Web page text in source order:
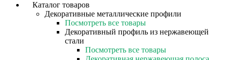
Каталог товаров
Декоративные металлические профили
Посмотреть все товары
Декоративный профиль из нержавеющей
стали
Посмотреть все товары